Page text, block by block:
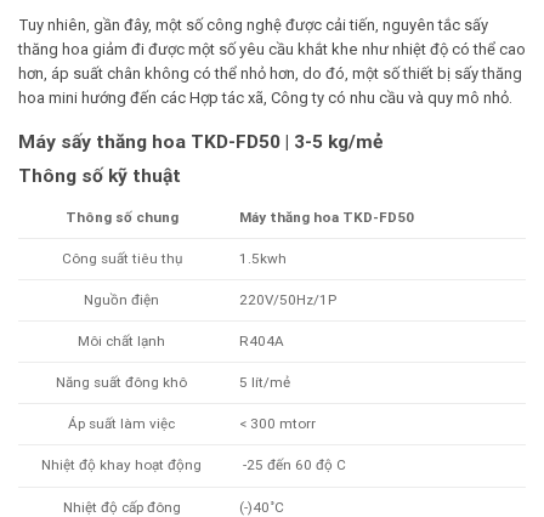
Tuy nhiên, gần đây, một số công nghệ được cải tiến, nguyên tắc sấy
thăng hoa giảm đi được một số yêu cầu khắt khe như nhiệt độ có thể cao
hơn, áp suất chân không có thể nhỏ hơn, do đó, một số thiết bị sấy thăng
hoa mini hướng đến các Hợp tác xã, Công ty có nhu cầu và quy mô nhỏ.
Máy sấy thăng hoa TKD-FD50 | 3-5 kg/mẻ
Thông số kỹ thuật
Thông số chung Máy thăng hoa TKD-FD50
Công suất tiêu thụ 1.5kwh
Nguồn điện 220V/50Hz/1P
Môi chất lạnh R404A
Năng suất đông khô 5 lít/mẻ
Áp suất làm việc < 300 mtorr
Nhiệt độ khay hoạt động -25 đến 60 độ C
Nhiệt độ cấp đông (-)40˚C